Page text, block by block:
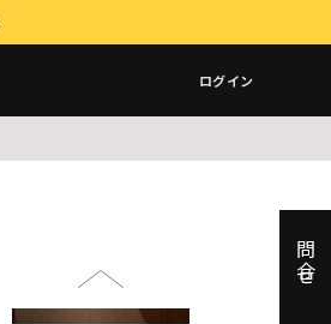
ログイン
問合せ